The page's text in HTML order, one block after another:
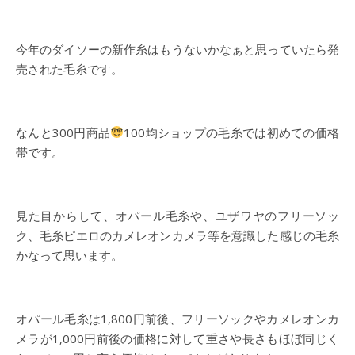
今年のダイソーの新作糸はもうないかなぁと思っていたら発
売された毛糸です。
なんと300円商品
100均ショップの毛糸では初めての価格
帯です。
見た目からして、オパール毛糸や、ユザワヤのフリーソッ
ク、毛糸ピエロのカメレオンカメラ等を意識した感じの毛糸
かなって思います。
オパール毛糸は1,800円前後、フリーソックやカメレオンカ
メラが1,000円前後の価格に対して重さや長さもほぼ同じく